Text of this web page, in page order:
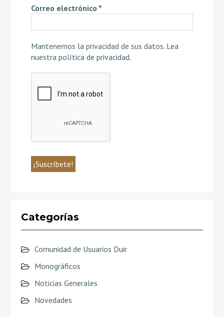
Correo electrónico *
Mantenemos la privacidad de sus datos. Lea
nuestra política de privacidad.
Categorías
Comunidad de Usuarios Duir
Monográficos
Noticias Generales
Novedades